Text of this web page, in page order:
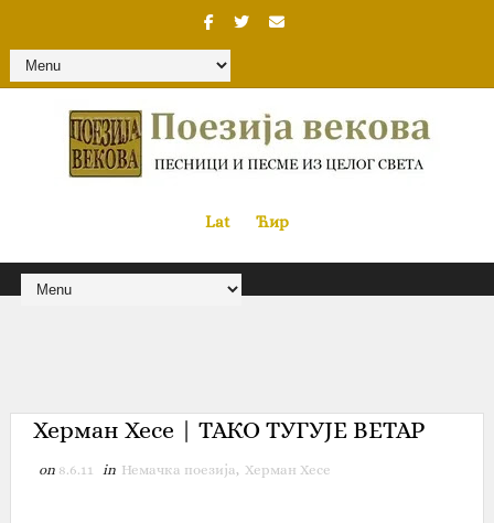
Lat« Ћир
Херман Хесе | ТАКО ТУГУЈЕ ВЕТАР
on 8.6.11 in Немачка поезија, Херман Хесе